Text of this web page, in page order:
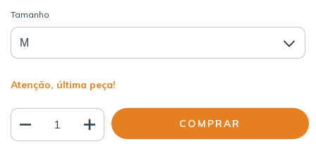
Tamanho
Atenção, última peça!